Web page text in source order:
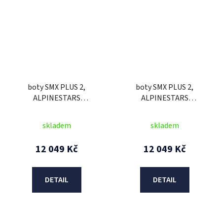
boty SMX PLUS 2,
ALPINESTARS
skladem
12 049 Kč
DETAIL
boty SMX PLUS 2,
ALPINESTARS
skladem
12 049 Kč
DETAIL